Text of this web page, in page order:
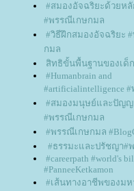
#สมองอัจฉริยะด้วยห
#พรรณีเกษกมล
#วิธีฝึกสมองอัจฉริยะ
กมล
สิทธิขั้นพื้นฐานของเด็ก
#Humanbrain and
#artificialintelligence
#สมองมนุษย์และปัญญ
#พรรณีเกษกมล
#พรรณีเกษกมล
#ธรรมะและปรัชญา#
#careerpath #world's
#PanneeKetkamon
#เส้นทางอาชีพของมห